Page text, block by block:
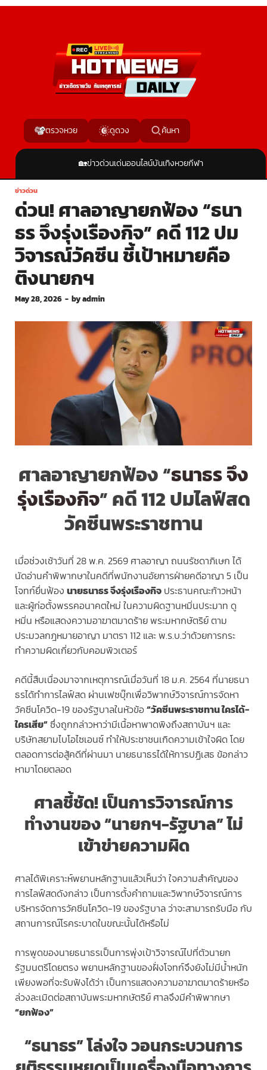
ตรวจหวย ดูดวง ค้นหา
🏡ข่าวด่วนเด่นออนไลน์บันเทิงหวยกีฬา
ข่าวด่วน
ด่วน! ศาลอาญายกฟ้อง “ธนา
ธร จึงรุ่งเรืองกิจ” คดี 112 ปม
วิจารณ์วัคซีน ชี้เป้าหมายคือ
ติงนายกฯ
May 28, 2026 - byadmin
ศาลอาญายกฟ้อง “ธนาธร จึง
รุ่งเรืองกิจ” คดี 112 ปมไลฟ์สด
วัคซีนพระราชทาน
เมื่อช่วงเช้าวันที่ 28 พ.ค. 2569 ศาลอาญา ถนนรัชดาภิเษก ได้
นัดอ่านคำพิพากษาในคดีที่พนักงานอัยการฝ่ายคดีอาญา 5 เป็น
โจทก์ยื่นฟ้อง นายธนาธร จึงรุ่งเรืองกิจ ประธานคณะก้าวหน้า
และผู้ก่อตั้งพรรคอนาคตใหม่ ในความผิดฐานหมิ่นประมาท ดู
หมิ่น หรือแสดงความอาฆาตมาดร้าย พระมหากษัตริย์ ตาม
ประมวลกฎหมายอาญา มาตรา 112 และ พ.ร.บ.ว่าด้วยการกระ
ทำความผิดเกี่ยวกับคอมพิวเตอร์
คดีนี้สืบเนื่องมาจากเหตุการณ์เมื่อวันที่ 18 ม.ค. 2564 ที่นายธนา
ธรได้ทำการไลฟ์สด ผ่านเฟซบุ๊กเพื่อวิพากษ์วิจารณ์การจัดหา
วัคซีนโควิด-19 ของรัฐบาลในหัวข้อ“วัคซีนพระราชทาน ใครได้-
ใครเสีย”ซึ่งถูกกล่าวหาว่ามีเนื้อหาพาดพิงถึงสถาบันฯ และ
บริษัทสยามไบโอไซเอนซ์ ทำให้ประชาชนเกิดความเข้าใจผิด โดย
ตลอดการต่อสู้คดีที่ผ่านมา นายธนาธรได้ให้การปฏิเสธ ข้อกล่าว
หามาโดยตลอด
ศาลชี้ชัด! เป็นการวิจารณ์การ
ทำงานของ “นายกฯ-รัฐบาล” ไม่
เข้าข่ายความผิด
ศาลได้พิเคราะห์พยานหลักฐานแล้วเห็นว่า ใจความสำคัญของ
การไลฟ์สดดังกล่าว เป็นการตั้งคำถามและวิพากษ์วิจารณ์การ
บริหารจัดการวัคซีนโควิด-19 ของรัฐบาล ว่าจะสามารถรับมือ กับ
สถานการณ์โรคระบาดในขณะนั้นได้หรือไม่
การพูดของนายธนาธรเป็นการพุ่งเป้าวิจารณ์ไปที่ตัวนายก
รัฐมนตรีโดยตรง พยานหลักฐานของฝั่งโจทก์จึงยังไม่มีน้ำหนัก
เพียงพอที่จะรับฟังได้ว่า เป็นการแสดงความอาฆาตมาดร้ายหรือ
ล่วงละเมิดต่อสถาบันพระมหากษัตริย์ ศาลจึงมีคำพิพากษา
“ยกฟ้อง”
“ธนาธร” โล่งใจ วอนกระบวนการ